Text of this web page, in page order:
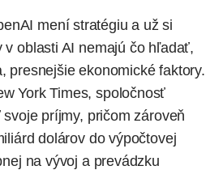
mení stratégiu a už si
v oblasti AI nemajú čo hľadať,
presnejšie ekonomické faktory.
York Times, spoločnosť
príjmy, pričom zároveň
dolárov do výpočtovej
na vývoj a prevádzku